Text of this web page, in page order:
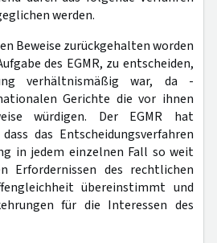
werden.
Beweise zurückgehalten worden
des EGMR, zu entscheiden,
verhältnismäßig war, da -
Gerichte die vor ihnen
würdigen. Der EGMR hat
das Entscheidungsverfahren
in jedem einzelnen Fall so weit
des rechtlichen
übereinstimmt und
für die Interessen des